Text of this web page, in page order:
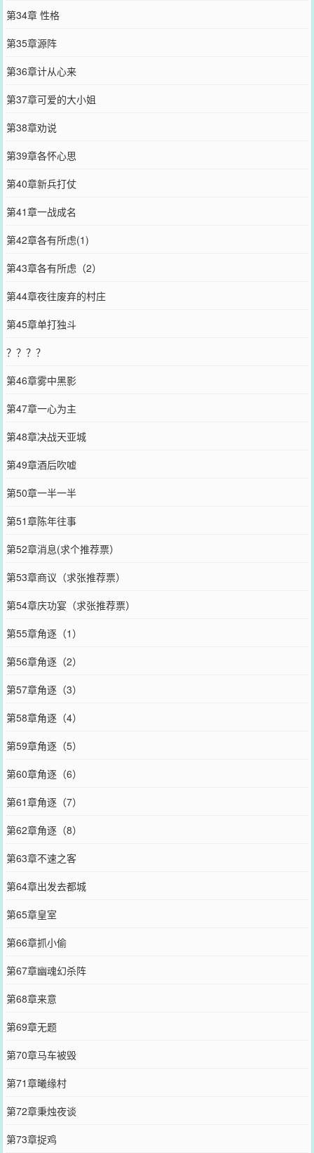
第34章 性格
第35章源阵
第36章计从心来
第37章可爱的大小姐
第38章劝说
第39章各怀心思
第40章新兵打仗
第41章一战成名
第42章各有所虑(1)
第43章各有所虑（2）
第44章夜往废弃的村庄
第45章单打独斗
？？？？
第46章雾中黑影
第47章一心为主
第48章决战天亚城
第49章酒后吹嘘
第50章一半一半
第51章陈年往事
第52章消息(求个推荐票）
第53章商议（求张推荐票）
第54章庆功宴（求张推荐票）
第55章角逐（1）
第56章角逐（2）
第57章角逐（3）
第58章角逐（4）
第59章角逐（5）
第60章角逐（6）
第61章角逐（7）
第62章角逐（8）
第63章不速之客
第64章出发去都城
第65章皇室
第66章抓小偷
第67章幽魂幻杀阵
第68章来意
第69章无题
第70章马车被毁
第71章曦缘村
第72章秉烛夜谈
第73章捉鸡